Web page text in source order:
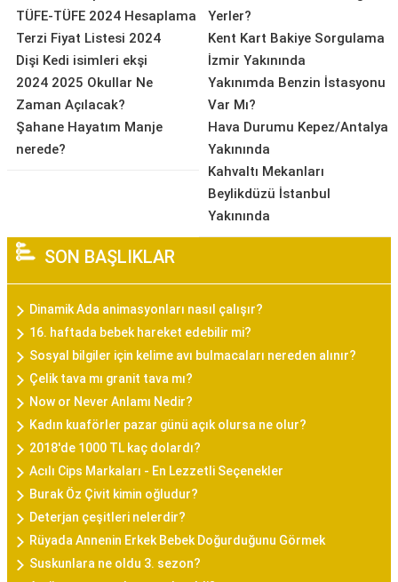
TÜFE-TÜFE 2024 Hesaplama
Terzi Fiyat Listesi 2024
Dişi Kedi isimleri ekşi
2024 2025 Okullar Ne
Zaman Açılacak?
Şahane Hayatım Manje
nerede?
Yerler?
Kent Kart Bakiye Sorgulama
İzmir Yakınında
Yakınımda Benzin İstasyonu
Var Mı?
Hava Durumu Kepez/Antalya
Yakınında
Kahvaltı Mekanları
Beylikdüzü İstanbul
Yakınında
SON BAŞLIKLAR
Dinamik Ada animasyonları nasıl çalışır?
16. haftada bebek hareket edebilir mi?
Sosyal bilgiler için kelime avı bulmacaları nereden alınır?
Çelik tava mı granit tava mı?
Now or Never Anlamı Nedir?
Kadın kuaförler pazar günü açık olursa ne olur?
2018'de 1000 TL kaç dolardı?
Acılı Cips Markaları - En Lezzetli Seçenekler
Burak Öz Çivit kimin oğludur?
Deterjan çeşitleri nelerdir?
Rüyada Annenin Erkek Bebek Doğurduğunu Görmek
Suskunlara ne oldu 3. sezon?